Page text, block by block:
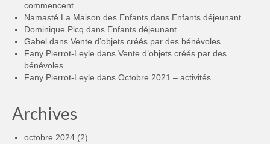
commencent
Namasté La Maison des Enfants dans Enfants déjeunant
Dominique Picq dans Enfants déjeunant
Gabel dans Vente d’objets créés par des bénévoles
Fany Pierrot-Leyle dans Vente d’objets créés par des
bénévoles
Fany Pierrot-Leyle dans Octobre 2021 – activités
Archives
octobre 2024 (2)